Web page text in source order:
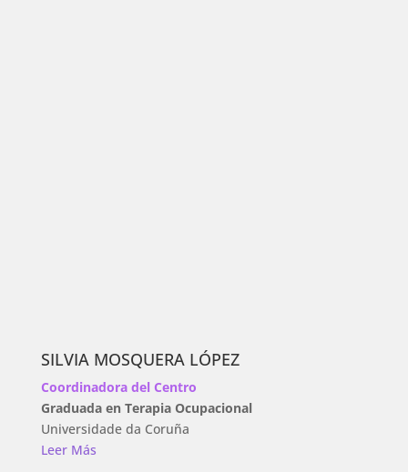
SILVIA MOSQUERA LÓPEZ
Coordinadora del Centro
Graduada en Terapia Ocupacional
Universidade da Coruña
Leer Más